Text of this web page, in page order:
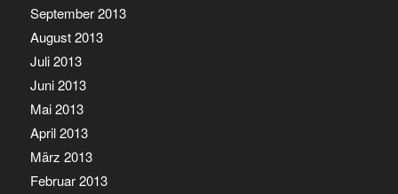
September 2013
August 2013
Juli 2013
Juni 2013
Mai 2013
April 2013
März 2013
Februar 2013